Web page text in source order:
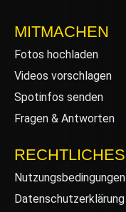
MITMACHEN
Fotos hochladen
Videos vorschlagen
Spotinfos senden
Fragen & Antworten
RECHTLICHES
Nutzungsbedingungen
Datenschutzerklärung